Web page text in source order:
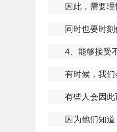
因此，需要理
同时也要时
4、能够接受
有时候，我们
有些人会因此
因为他们知